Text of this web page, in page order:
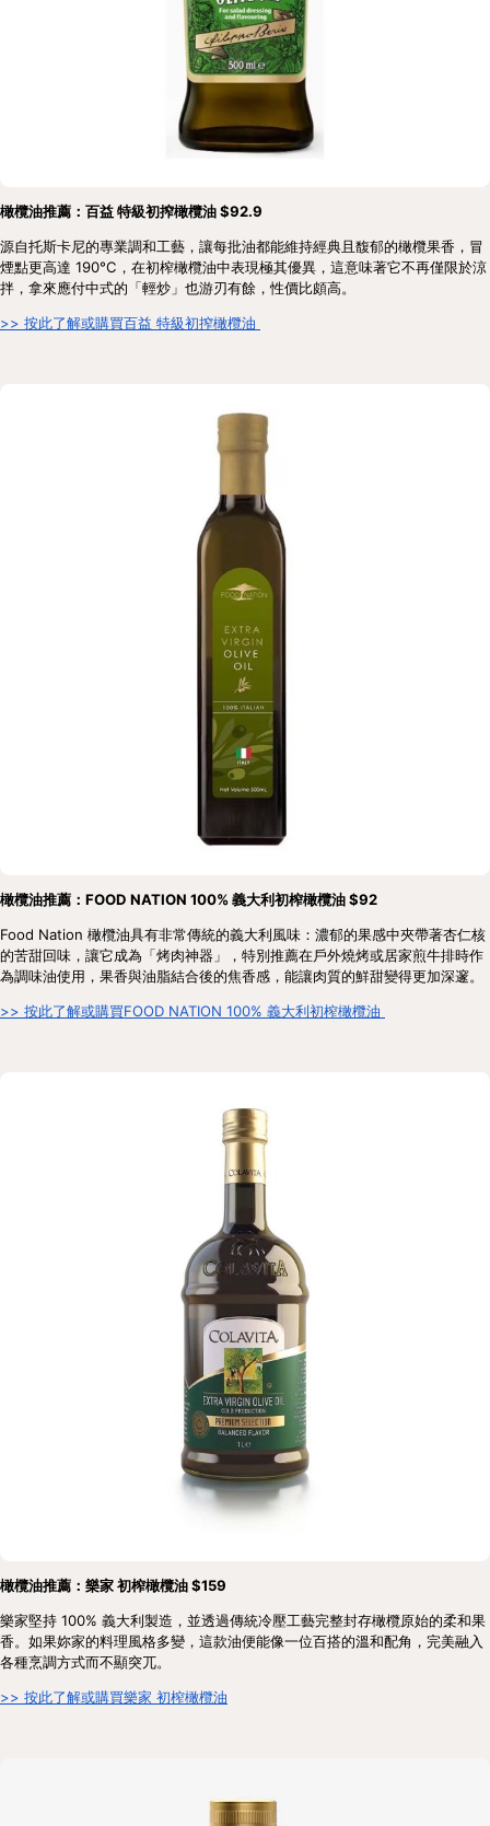
橄欖油推薦：百益 特級初搾橄欖油 $92.9
源自托斯卡尼的專業調和工藝，讓每批油都能維持經典且馥郁的橄欖果香，冒
煙點更高達 190°C，在初榨橄欖油中表現極其優異，這意味著它不再僅限於涼
拌，拿來應付中式的「輕炒」也游刃有餘，性價比頗高。
>> 按此了解或購買百益 特級初搾橄欖油
橄欖油推薦：FOOD NATION 100% 義大利初榨橄欖油 $92
Food Nation 橄欖油具有非常傳統的義大利風味：濃郁的果感中夾帶著杏仁核
的苦甜回味，讓它成為「烤肉神器」，特別推薦在戶外燒烤或居家煎牛排時作
為調味油使用，果香與油脂結合後的焦香感，能讓肉質的鮮甜變得更加深邃。
>> 按此了解或購買FOOD NATION 100% 義大利初榨橄欖油
橄欖油推薦：樂家 初榨橄欖油 $159
樂家堅持 100% 義大利製造，並透過傳統冷壓工藝完整封存橄欖原始的柔和果
香。如果妳家的料理風格多變，這款油便能像一位百搭的溫和配角，完美融入
各種烹調方式而不顯突兀。
>> 按此了解或購買樂家 初榨橄欖油